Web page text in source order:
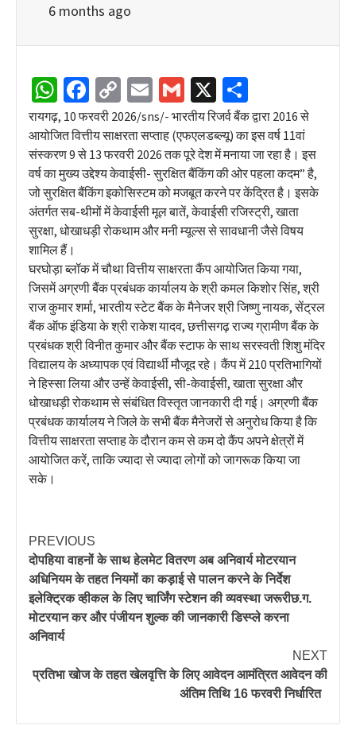
6 months ago
WhatsApp
Facebook
Copy
Link
EmailGmail
X
रायगढ़, 10 फरवरी 2026/sns/- भारतीय रिजर्व बैंक द्वारा 2016 से
आयोजित वित्तीय साक्षरता सप्ताह (एफएलडब्ल्यू) का इस वर्ष 11वां
संस्करण 9 से 13 फरवरी 2026 तक पूरे देश में मनाया जा रहा है। इस
वर्ष का मुख्य उद्देश्य केवाईसी- सुरक्षित बैंकिंग की ओर पहला कदम” है,
जो सुरक्षित बैंकिंग इकोसिस्टम को मजबूत करने पर केंद्रित है। इसके
अंतर्गत सब-थीमों में केवाईसी मूल बातें, केवाईसी रजिस्ट्री, खाता
सुरक्षा, धोखाधड़ी रोकथाम और मनी म्यूल्स से सावधानी जैसे विषय
शामिल हैं।
घरघोड़ा ब्लॉक में चौथा वित्तीय साक्षरता कैंप आयोजित किया गया,
जिसमें अग्रणी बैंक प्रबंधक कार्यालय के श्री कमल किशोर सिंह, श्री
राज कुमार शर्मा, भारतीय स्टेट बैंक के मैनेजर श्री जिष्णु नायक, सेंट्रल
बैंक ऑफ इंडिया के श्री राकेश यादव, छत्तीसगढ़ राज्य ग्रामीण बैंक के
प्रबंधक श्री विनीत कुमार और बैंक स्टाफ के साथ सरस्वती शिशु मंदिर
विद्यालय के अध्यापक एवं विद्यार्थी मौजूद रहे। कैंप में 210 प्रतिभागियों
ने हिस्सा लिया और उन्हें केवाईसी, सी-केवाईसी, खाता सुरक्षा और
धोखाधड़ी रोकथाम से संबंधित विस्तृत जानकारी दी गई। अग्रणी बैंक
प्रबंधक कार्यालय ने जिले के सभी बैंक मैनेजरों से अनुरोध किया है कि
वित्तीय साक्षरता सप्ताह के दौरान कम से कम दो कैंप अपने क्षेत्रों में
आयोजित करें, ताकि ज्यादा से ज्यादा लोगों को जागरूक किया जा
सके।
PREVIOUS
दोपहिया वाहनों के साथ हेलमेट वितरण अब अनिवार्य मोटरयान
अधिनियम के तहत नियमों का कड़ाई से पालन करने के निर्देश
इलेक्ट्रिक व्हीकल के लिए चार्जिंग स्टेशन की व्यवस्था जरूरीछ.ग.
मोटरयान कर और पंजीयन शुल्क की जानकारी डिस्प्ले करना
अनिवार्य
NEXT
प्रतिभा खोज के तहत खेलवृत्ति के लिए आवेदन आमंत्रित आवेदन की
अंतिम तिथि 16 फरवरी निर्धारित